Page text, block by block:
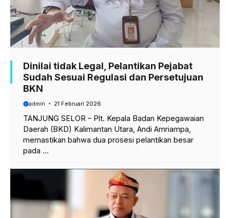
Dinilai tidak Legal, Pelantikan Pejabat
Sudah Sesuai Regulasi dan Persetujuan
BKN
admin 21 Februari 2026
TANJUNG SELOR – Plt. Kepala Badan Kepegawaian
Daerah (BKD) Kalimantan Utara, Andi Amriampa,
memastikan bahwa dua prosesi pelantikan besar
pada ...